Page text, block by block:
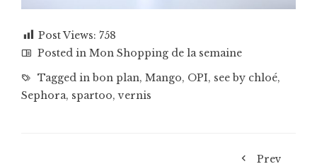
Post Views: 758
Posted in Mon Shopping de la semaine
Tagged inbon plan, Mango, OPI, see by chloé,
Sephora, spartoo,vernis
Prev